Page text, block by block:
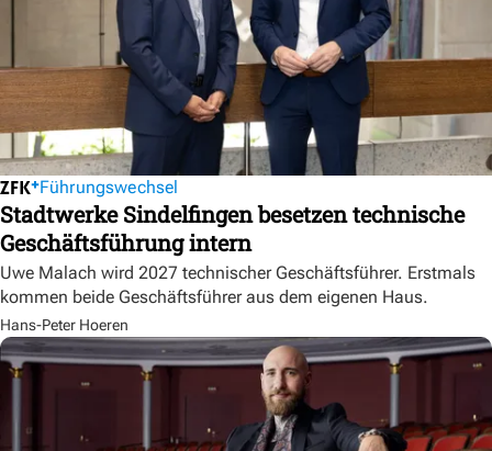
Führungswechsel
Stadtwerke Sindelfingen besetzen technische
Geschäftsführung intern
Uwe Malach wird 2027 technischer Geschäftsführer. Erstmals
kommen beide Geschäftsführer aus dem eigenen Haus.
Hans-Peter Hoeren